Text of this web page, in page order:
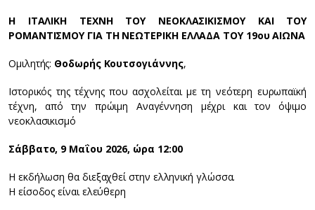
Η ΙΤΑΛΙΚΗ ΤΕΧΝΗ ΤΟΥ ΝΕΟΚΛΑΣΙΚΙΣΜΟΥ ΚΑΙ ΤΟΥ
ΡΟΜΑΝΤΙΣΜΟΥ ΓΙΑ ΤΗ ΝΕΩΤΕΡΙΚΗ ΕΛΛΑΔΑ ΤΟΥ 19ου ΑΙΩΝΑ
Ομιλητής: Θοδωρής Κουτσογιάννης,
Ιστορικός της τέχνης που ασχολείται με τη νεότερη ευρωπαϊκή
τέχνη, από την πρώιμη Αναγέννηση μέχρι και τον όψιμο
νεοκλασικισμό
Σάββατο, 9 Μαΐου 2026, ώρα 12:00
Η εκδήλωση θα διεξαχθεί στην ελληνική γλώσσα.
Η είσοδος είναι ελεύθερη